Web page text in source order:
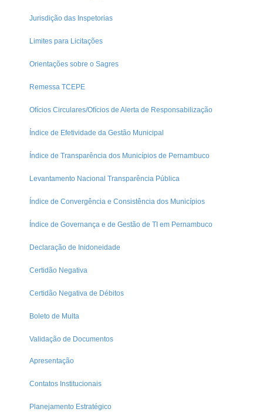
Jurisdição das Inspetorias
Limites para Licitações
Orientações sobre o Sagres
Remessa TCEPE
Ofícios Circulares/Ofícios de Alerta de Responsabilização
Índice de Efetividade da Gestão Municipal
Índice de Transparência dos Municípios de Pernambuco
Levantamento Nacional Transparência Pública
Índice de Convergência e Consistência dos Municípios
Índice de Governança e de Gestão de TI em Pernambuco
Declaração de Inidoneidade
Certidão Negativa
Certidão Negativa de Débitos
Boleto de Multa
Validação de Documentos
Apresentação
Contatos Institucionais
Planejamento Estratégico